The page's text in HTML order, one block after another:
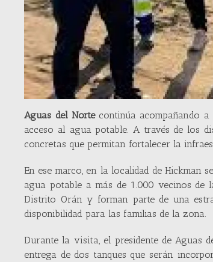
Aguas del Nortecontinúa acompañando a
acceso al agua potable. A través de los
concretas que permitan fortalecer la
En ese marco, en la localidad de Hickman
agua potable a más de 1.000 vecinos
Distrito Orán y forman parte de una
disponibilidad para las familias de la zona.
Durante la visita, el presidente de Aguas
entrega de dos tanques que serán